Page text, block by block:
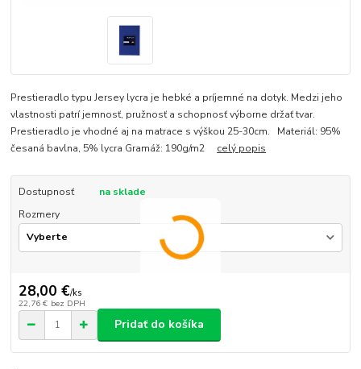
Prestieradlo typu Jersey lycra je hebké a príjemné na dotyk. Medzi jeho
vlastnosti patrí jemnosť, pružnosť a schopnosť výborne držať tvar.
Prestieradlo je vhodné aj na matrace s výškou 25-30cm. Materiál: 95%
česaná bavlna, 5% lycra Gramáž: 190g/m2 celý popis
Dostupnosť
na sklade
Rozmery
28,00 €/ks
22,76 € bez DPH
Pridať do košíka